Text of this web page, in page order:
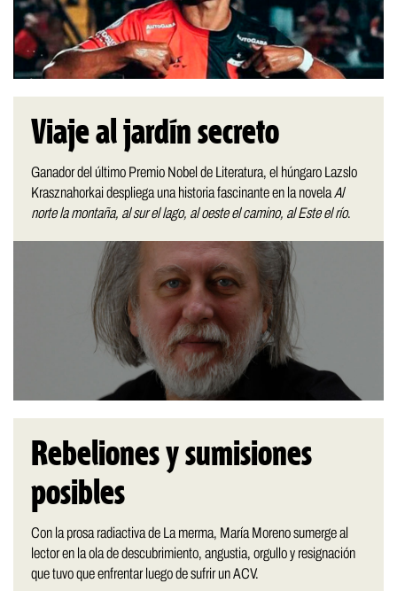
Viaje al jardín secreto
Ganador del último Premio Nobel de Literatura, el húngaro Lazslo
Krasznahorkai despliega una historia fascinante en la novelaAl
norte la montaña, al sur el lago, al oeste el camino, al Este el río.
Rebeliones y sumisiones
posibles
Con la prosa radiactiva de La merma, María Moreno sumerge al
lector en la ola de descubrimiento, angustia, orgullo y resignación
que tuvo que enfrentar luego de sufrir un ACV.